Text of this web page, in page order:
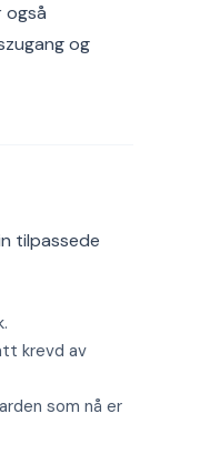
også
og
tilpassede
krevd av
som nå er